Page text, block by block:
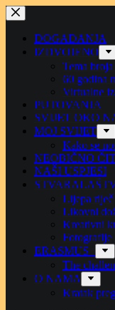
Preskoči
na
sadržajDOGAĐANJA
IZDVOJENO
Tema
60 godina
Virtualne
PUTOVANJA
SVIJET OKO
MOJ SVIJET
Kako se
NEOBIČNO
NAŠI USPJESI
Lijepa riječ
Likovni
Kreativni
Fotografije
ERASMUS+
The
O NAMA
Kratak